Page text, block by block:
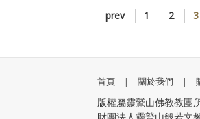
蘭教重「正義」；佛
時偏重統治者的德行，
蘭教則傾向於從社會
異處的根源，當然必
prev 1 2 3
首頁 | 關於我們 |
版權屬靈鷲山佛教教團